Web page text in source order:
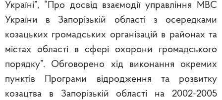
Україні”, “Про досвід взаємодії управління МВС
України в Запорізькій області з осередками
козацьких громадських організацій в районах та
містах області в сфері охорони громадського
порядку”. Обговорено хід виконання окремих
пунктів Програми відродження та розвитку
козацтва в Запорізькій області на 2002-2005